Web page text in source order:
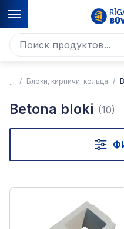
Блоки, кирпичи, кольца
Betona bloki (10)